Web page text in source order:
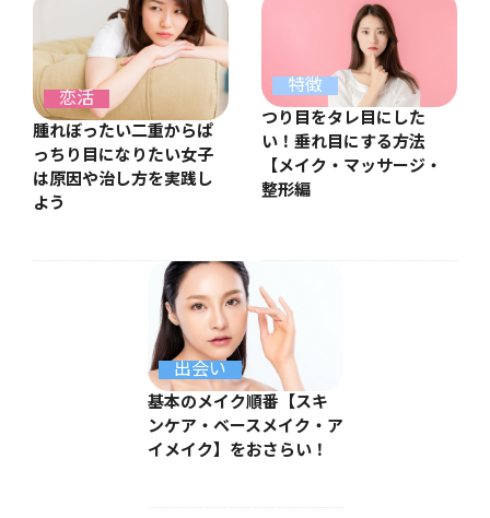
恋活
腫れぼったい二重からぱ
っちり目になりたい女子
は原因や治し方を実践し
よう
特徴
つり目をタレ目にした
い！垂れ目にする方法
【メイク・マッサージ・
整形編
出会い
基本のメイク順番【スキ
ンケア・ベースメイク・ア
イメイク】をおさらい！